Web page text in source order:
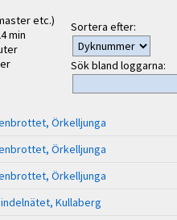
etc.)
min
Sortera efter:
Sök bland loggarna:
Örkelljunga
Örkelljunga
Örkelljunga
Kullaberg